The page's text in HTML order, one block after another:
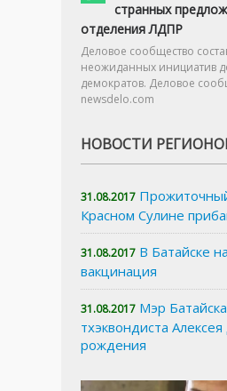
странных
отделения ЛДПР
Деловое сообщество
неожиданных инициатив
демократов. Деловое
newsdelo.com
НОВОСТИ
31.08.2017
Красном Сулине
31.08.2017 В Батайске
вакцинация
31.08.2017 Мэр
тхэквондиста
рождения